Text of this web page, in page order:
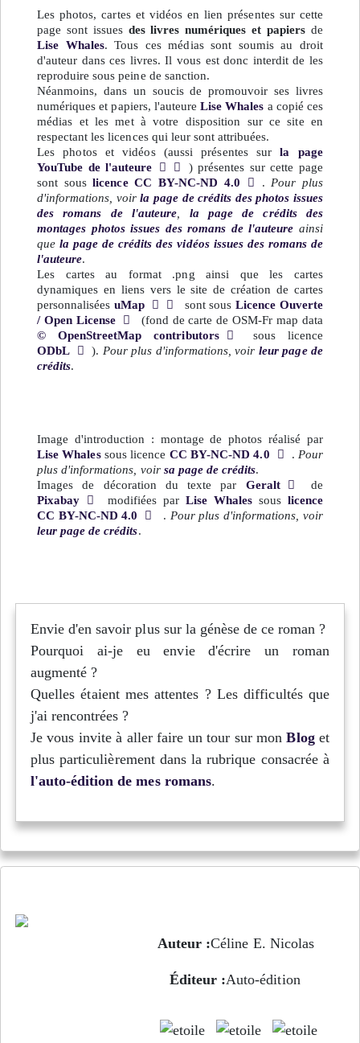
Les photos, cartes et vidéos en lien présentes sur cette
page sont issues des livres numériques et papiers de
Lise Whales. Tous ces médias sont soumis au droit
d'auteur dans ces livres. Il vous est donc interdit de les
reproduire sous peine de sanction.
Néanmoins, dans un soucis de promouvoir ses livres
numériques et papiers, l'auteureLise Whales a copié ces
médias et les met à votre disposition sur ce site en
respectant les licences qui leur sont attribuées.
Les photos et vidéos (aussi présentes surla page
YouTube de l'auteure
) présentes sur cette page
sont souslicence CC BY-NC-ND 4.0 . Pour plus
d'informations, voirla page de crédits des photos issues
des romans de l'auteure
la page de crédits des
montages photos issues des romans de l'auteure ainsi
quela page de crédits des vidéos issues des romans de
l'auteure.
Les cartes au format .png ainsi que les cartes
dynamiques en liens vers le site de création de cartes
personnalisées uMap sont sousLicence Ouverte
/ Open License
(fond de carte de OSM-Fr map data
© OpenStreetMap contributors
sous licence
ODbL
). Pour plus d'informations, voir leur page de
crédits.
Image d'introduction : montage de photos réalisé par
Lise Whalessous licence CC BY-NC-ND 4.0 . Pour
plus d'informations, voir sa page de crédits.
Images de décoration du texte par Geralt
de
Pixabay
modifiées par Lise Whales sous licence
CC BY-NC-ND 4.0
. Pour plus d'informations, voir
leur page de crédits.
Envie d'en savoir plus sur la génèse de ce roman ?
Pourquoi ai-je eu envie d'écrire un roman
augmenté ?
Quelles étaient mes attentes ? Les difficultés que
j'ai rencontrées ?
Je vous invite à aller faire un tour sur monBloget
plus particulièrement dans la rubrique consacrée à
l'auto-édition de mes romans.
Auteur :Céline E. Nicolas
Éditeur :Auto-édition